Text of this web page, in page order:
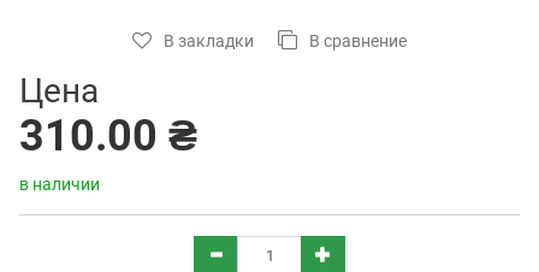
В закладки В сравнение
Цена
310.00 ₴
в наличии